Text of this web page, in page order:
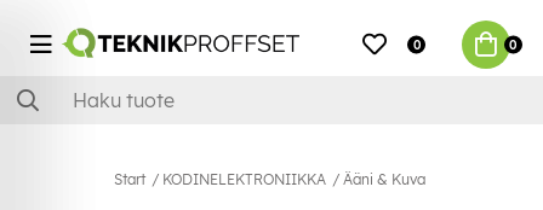
0 0
Start KODINELEKTRONIIKKA Ääni & Kuva